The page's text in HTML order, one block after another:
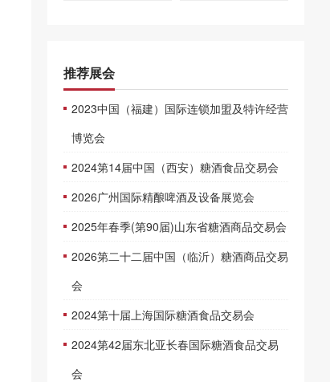
推荐展会
2023中国（福建）国际连锁加盟及特许经营
博览会
2024第14届中国（西安）糖酒食品交易会
2026广州国际精酿啤酒及设备展览会
2025年春季(第90届)山东省糖酒商品交易会
2026第二十二届中国（临沂）糖酒商品交易
会
2024第十届上海国际糖酒食品交易会
2024第42届东北亚长春国际糖酒食品交易
会